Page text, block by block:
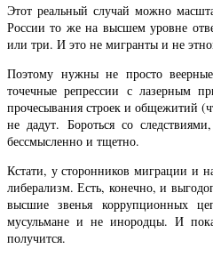
Этот реальный случай можно
России то же на высшем уровне
или три. И это не мигранты и не
Поэтому нужны не просто
точечные репрессии с лазерным
прочесывания строек и общежитий
не дадут. Бороться со
бессмысленно и тщетно.
Кстати, у сторонников миграции и
либерализм. Есть, конечно, и
высшие звенья коррупционных
мусульмане и не инородцы. И
получится.